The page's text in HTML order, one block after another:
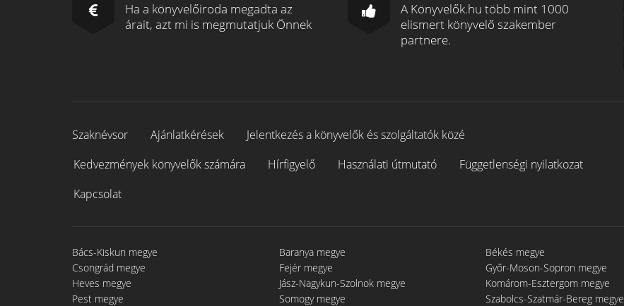
Ha a könyvelőiroda megadta az
árait, azt mi is megmutatjuk Önnek
A Könyvelők.hu több mint 1000
elismert könyvelő szakember
partnere.
Szaknévsor Ajánlatkérések
Jelentkezés a könyvelők és szolgáltatók közé
Kedvezmények könyvelők számára
Hírfigyelő Használati útmutató
Függetlenségi nyilatkozat
Kapcsolat
Bács-Kiskun megye Baranya megye Békés megye
Csongrád megye
Fejér megye Győr-Moson-Sopron megye
Heves megye
Jász-Nagykun-Szolnok megye Komárom-Esztergom megye
Pest megye
Somogy megye Szabolcs-Szatmár-Bereg megye